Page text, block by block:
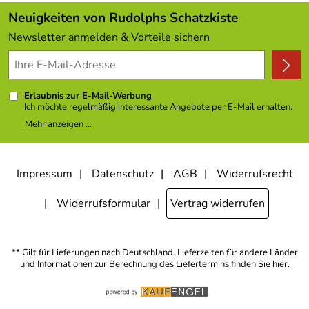
Schulstraße 4 09548 Kurort Seiffen Deutschland,
info@weber-holzspielzeug.de
09548 Kurort Seiffen Deutschland,
Kundenlogin
Angebote
Kundenbewertungen (308)
4,9/5*****
Neuigkeiten von Rudolphs Schatzkiste
Newsletter anmelden & Vorteile sichern
Erlaubnis zur E-Mail-Werbung
Ich möchte regelmäßig interessante Angebote per E-Mail erhalten.
Meine E-Mail-Adresse wird nicht an andere Unternehmen
weitergegeben. Zu statistischen Zwecken wird in anonymer Form
kann ich jederzeit mit Wirkung für die Zukunft widerrufen, indem ich
den Link "Abmelden" am Ende des Newsletters anklicke oder die
Option Newsletter im Mitgliederbereich deaktiviere. Die
Datenschutzerklärunghabe ich zur Kenntnis genommen.
Mehr anzeigen ...
Impressum Datenschutz AGB
Widerrufsrecht
Widerrufsformular
Vertrag widerrufen
** Gilt für Lieferungen nach Deutschland. Lieferzeiten für andere Länder
und Informationen zur Berechnung des Liefertermins finden Sie hier.